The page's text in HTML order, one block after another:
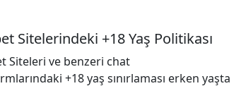
Sitelerindeki +18 Yaş Politikası
Siteleri ve benzeri chat
+18 yaş sınırlaması erken yaşta